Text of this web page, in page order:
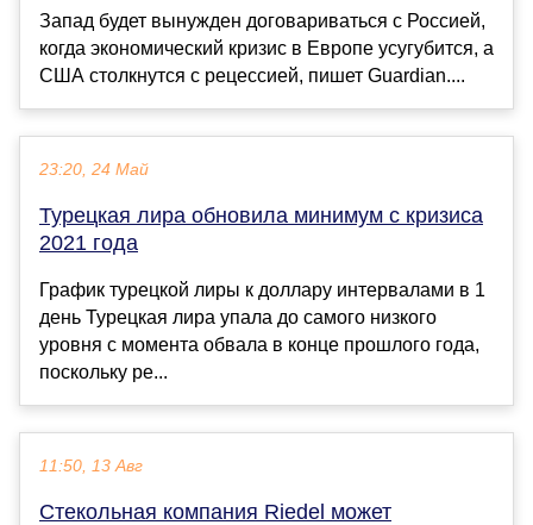
Запад будет вынужден договариваться с Россией,
когда экономический кризис в Европе усугубится, а
США столкнутся с рецессией, пишет Guardian....
23:20, 24 Май
Турецкая лира обновила минимум с кризиса
2021 года
График турецкой лиры к доллару интервалами в 1
день Турецкая лира упала до самого низкого
уровня с момента обвала в конце прошлого года,
поскольку ре...
11:50, 13 Авг
Стекольная компания Riedel может